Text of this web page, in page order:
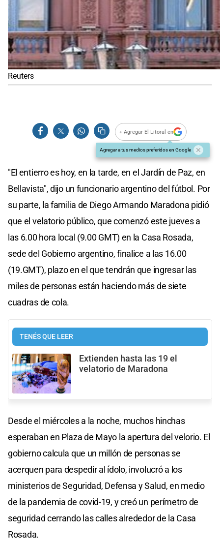
Reuters
+ Agregar El Litoral en
Agregar a tus medios preferidos en Google
"El entierro es hoy, en la tarde, en el Jardín de Paz, en
Bellavista", dijo un funcionario argentino del fútbol. Por
su parte, la familia de Diego Armando Maradona pidió
que el velatorio público, que comenzó este jueves a
las 6.00 hora local (9.00 GMT) en la Casa Rosada,
sede del Gobierno argentino, finalice a las 16.00
(19.GMT), plazo en el que tendrán que ingresar las
miles de personas están haciendo más de siete
cuadras de cola.
TENÉS QUE LEER
Extienden hasta las 19 el
velatorio de Maradona
Desde el miércoles a la noche, muchos hinchas
esperaban en Plaza de Mayo la apertura del velorio. El
gobierno calcula que un millón de personas se
acerquen para despedir al ídolo, involucró a los
ministerios de Seguridad, Defensa y Salud, en medio
de la pandemia de covid-19, y creó un perímetro de
seguridad cerrando las calles alrededor de la Casa
Rosada.